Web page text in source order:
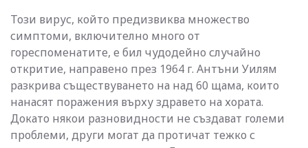
Този вирус, който предизвиква множество
симптоми, включително много от
гореспоменатите, е бил чудодейно случайно
откритие, направено през 1964 г. Антъни Уилям
разкрива съществуването на над 60 щама, които
нанасят поражения върху здравето на хората.
Докато някои разновидности не създават големи
проблеми, други могат да протичат тежко с